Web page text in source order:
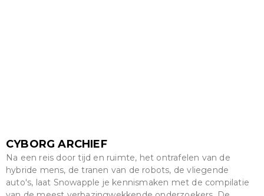
CYBORG ARCHIEF
Na een reis door tijd en ruimte, het ontrafelen van de
hybride mens, de tranen van de robots, de vliegende
auto's, laat Snowapple je kennismaken met de compilatie